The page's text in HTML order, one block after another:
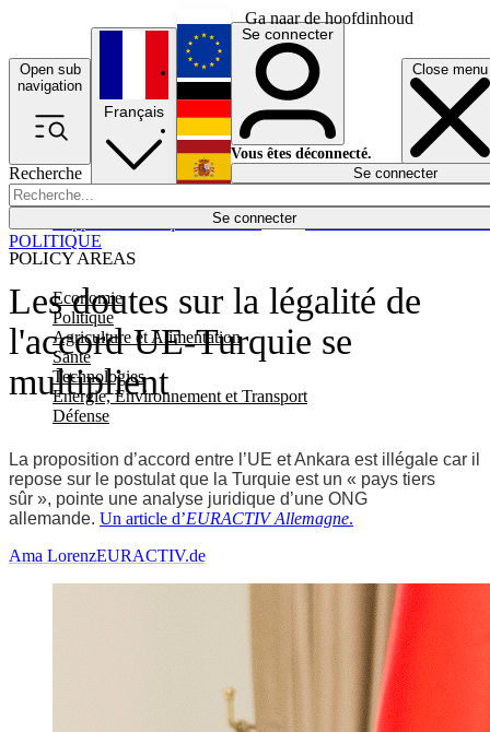
Ga naar de hoofdinhoud
Open sub
navigation
Close menu
Recherche
Se connecter
POLICY AREAS
Economie
Politique
Agriculture et Alimentation
Santé
Technologies
Energie, Environnement et Transport
Défense
Économie
Français
English
Deutsch
Español
Se connecter
Vous êtes déconnecté.
Se connecter
Les doutes sur la légalité de
l'accord UE-Turquie se
multiplient
La proposition d’accord entre l’UE et Ankara est illégale car il
repose sur le postulat que la Turquie est un « pays tiers
sûr », pointe une analyse juridique d’une ONG
allemande. Un article d’EURACTIV Allemagne.
POLITIQUE
Ama LorenzEURACTIV.de